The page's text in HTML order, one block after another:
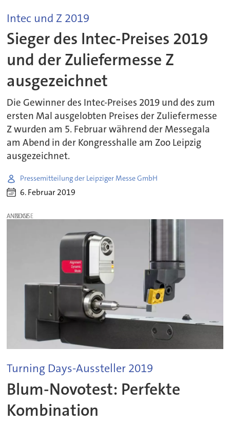
Intec und Z 2019
Sieger des Intec-Preises 2019
und der Zuliefermesse Z
ausgezeichnet
Die Gewinner des Intec-Preises 2019 und des zum
ersten Mal ausgelobten Preises der Zuliefermesse
Z wurden am 5. Februar während der Messegala
am Abend in der Kongresshalle am Zoo Leipzig
ausgezeichnet.
Pressemitteilung der Leipziger Messe GmbH
6. Februar 2019
ANZEIGE
Turning Days-Aussteller 2019
Blum-Novotest: Perfekte
Kombination